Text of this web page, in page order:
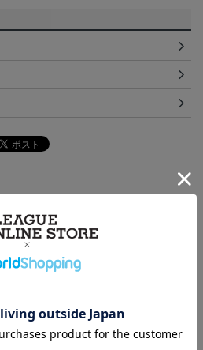
べてのグッズをチェックしたい方
覧はこちら！
リから探す